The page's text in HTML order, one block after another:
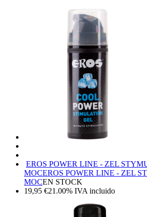
EROS POWER LINE - ZEL
MOCEROS POWER LINE - ZEL
MOCEN STOCK
19,95 €21.00% IVA incluido